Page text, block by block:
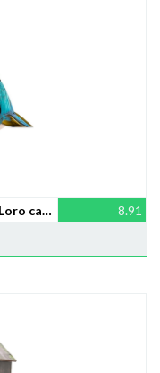
Espejo Percha para periquitos perico Loro cacatúa 8.91